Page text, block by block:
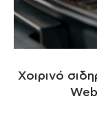
Χοιρινό